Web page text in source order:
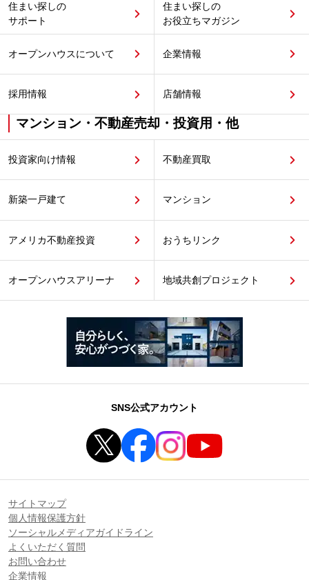
住まい探しの
サポート
住まい探しの
お役立ちマガジン
オープンハウスについて 企業情報
採用情報 店舗情報
マンション・不動産売却・投資用・他
投資家向け情報 不動産買取
新築一戸建て マンション
アメリカ不動産投資 おうちリンク
オープンハウスアリーナ 地域共創プロジェクト
SNS公式アカウント
サイトマップ
個人情報保護方針
ソーシャルメディアガイドライン
よくいただく質問
お問い合わせ
企業情報